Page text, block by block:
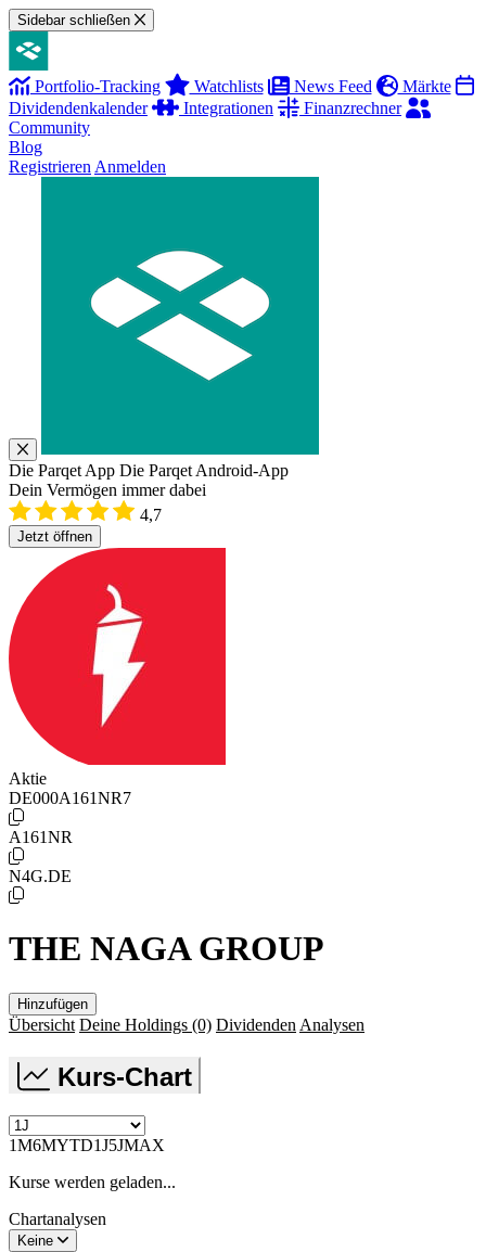
Sidebar schließen
Portfolio-Tracking Watchlists News Feed
Märkte
Dividendenkalender
Integrationen
Finanzrechner
Community
Blog
Registrieren Anmelden
Die Parqet App Die Parqet Android-App
Dein Vermögen immer dabei
4,7
Jetzt öffnen
Aktie
DE000A161NR7
A161NR
N4G.DE
THE NAGA GROUP
Hinzufügen
Übersicht Deine Holdings (0) Dividenden Analysen
Kurs-Chart
1M6MYTD1J5JMAX
Kurse werden geladen...
Chartanalysen
Keine